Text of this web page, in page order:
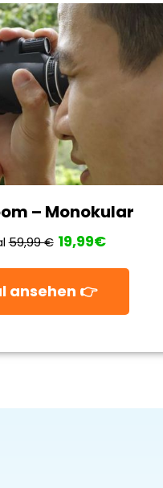
– Monokular
59,99 € 19,99€
ansehen 👉